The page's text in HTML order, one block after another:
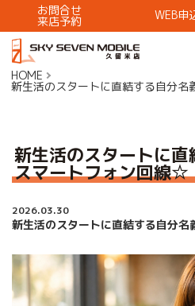
お問合せ
来店予約 WEB申
HOME
新生活のスタートに直結する自分
新生活のスタートに
スマートフォン回線☆
2026.03.30
新生活のスタートに直結する自分